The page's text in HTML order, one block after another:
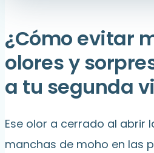
¿Cómo evitar
olores y
a tu segunda
Ese olor a cerrado al abrir
manchas de moho en las